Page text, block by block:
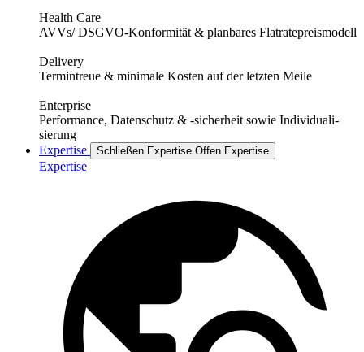
Health Care
AVVs/ DSGVO-Konformität & planbares Flatrate­preismodell
Delivery
Termintreue & minimale Kosten auf der letzten Meile
Enterprise
Performance, Datenschutz & -sicherheit sowie Individuali­
sierung
Expertise
Schließen Expertise Offen Expertise
Expertise